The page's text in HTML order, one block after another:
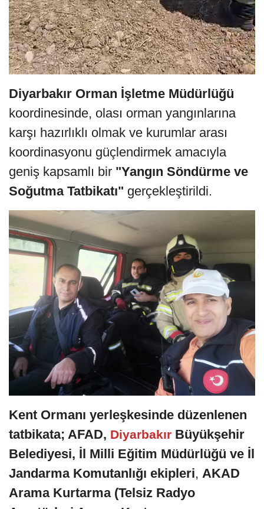
Diyarbakır Orman İşletme Müdürlüğü
koordinesinde, olası orman yangınlarına
karşı hazırlıklı olmak ve kurumlar arası
koordinasyonu güçlendirmek amacıyla
geniş kapsamlı bir "Yangın Söndürme ve
Soğutma Tatbikatı" gerçekleştirildi.
Kent Ormanı yerleşkesinde düzenlenen
tatbikata; AFAD, Diyarbakır Büyükşehir
Belediyesi, İl Milli Eğitim Müdürlüğü ve İl
Jandarma Komutanlığı ekipleri, AKAD
Arama Kurtarma (Telsiz Radyo